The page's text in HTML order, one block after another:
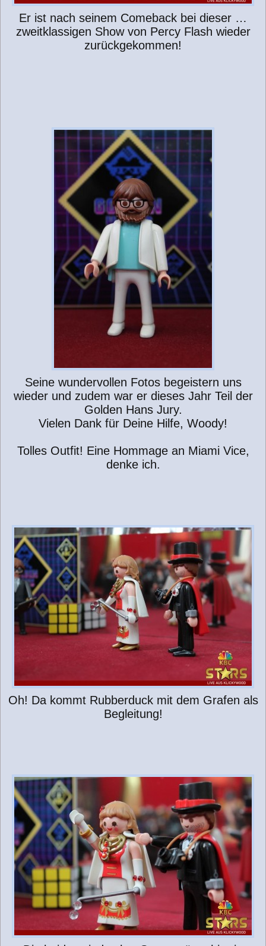
Er ist nach seinem Comeback bei dieser …
zweitklassigen Show von Percy Flash wieder
zurückgekommen!
Seine wundervollen Fotos begeistern uns
wieder und zudem war er dieses Jahr Teil der
Golden Hans Jury.
Vielen Dank für Deine Hilfe, Woody!
Tolles Outfit! Eine Hommage an Miami Vice,
denke ich.
Oh! Da kommt Rubberduck mit dem Grafen als
Begleitung!